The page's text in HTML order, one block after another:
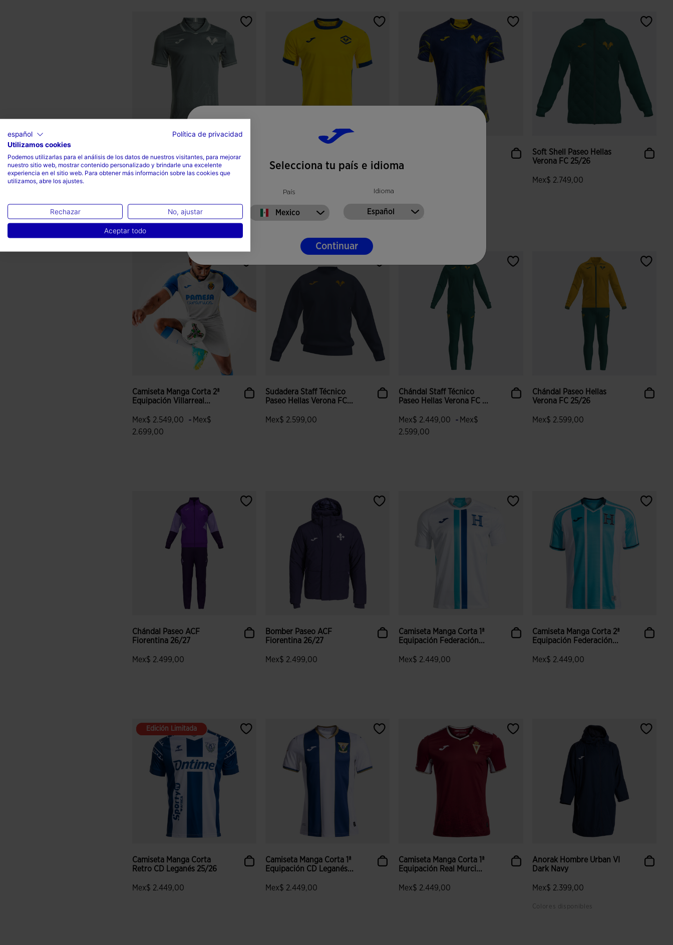
Equipación Hellas Ver...
5 sobre 5 de valoración de clientes
Equipación Hellas Ver...
4.8 sobre 5 de valoración de clientes
Soft Shell Paseo Hellas
Verona FC 25/26
Mex$ 2.749,00
Camiseta Manga Corta 2ª
Equipación Villarreal...
Mex$ 2.549,00 - Mex$
2.699,00
Sudadera Staff Técnico
Paseo Hellas Verona FC...
Mex$ 2.599,00
Chándal Staff Técnico
Paseo Hellas Verona FC ...
Mex$ 2.449,00 - Mex$
2.599,00
Chándal Paseo Hellas
Verona FC 25/26
Mex$ 2.599,00
Chándal Paseo ACF
Fiorentina 26/27
Mex$ 2.499,00
Bomber Paseo ACF
Fiorentina 26/27
Mex$ 2.499,00
Camiseta Manga Corta 1ª
Equipación Federación...
Mex$ 2.449,00
Camiseta Manga Corta 2ª
Equipación Federación...
Mex$ 2.449,00
Edición Limitada
Edición Limitada
Camiseta Manga Corta
Retro CD Leganés 25/26
Mex$ 2.449,00
Camiseta Manga Corta 1ª
Equipación CD Leganés...
Mex$ 2.449,00
Camiseta Manga Corta 1ª
Equipación Real Murci...
Mex$ 2.449,00
Anorak Hombre Urban VI
Dark Navy
Mex$ 2.399,00
Colores disponibles
Selecciona tu país e idioma
País
Mexico
Idioma
Español
Continuar
español
Política de privacidad
Utilizamos cookies
Podemos utilizarlas para el análisis de los datos de nuestros visitantes, para mejorar
nuestro sitio web, mostrar contenido personalizado y brindarle una excelente
experiencia en el sitio web. Para obtener más información sobre las cookies que
utilizamos, abre los ajustes.
Rechazar No, ajustar
Aceptar todo